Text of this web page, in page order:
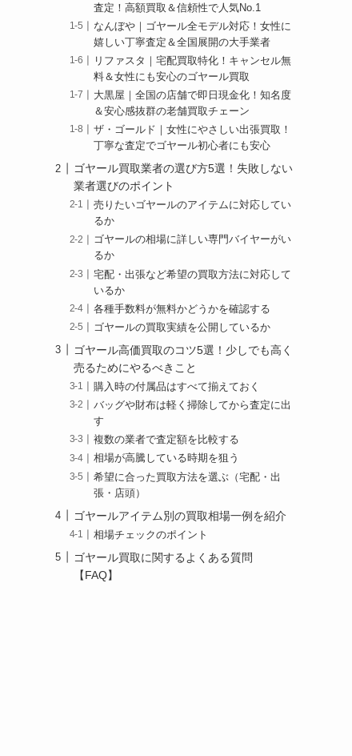
査定！高額買取＆信頼性で人気No.1
なんぼや｜ゴヤール全モデル対応！女性に
嬉しい丁寧査定＆全国展開の大手業者
リファスタ｜宅配買取特化！キャンセル無
料＆女性にも安心のゴヤール買取
大黒屋｜全国の店舗で即日現金化！知名度
＆安心感抜群の老舗買取チェーン
ザ・ゴールド｜女性にやさしい出張買取！
丁寧な査定でゴヤール初心者にも安心
ゴヤール買取業者の選び方5選！失敗しない
業者選びのポイント
売りたいゴヤールのアイテムに対応してい
るか
ゴヤールの相場に詳しい専門バイヤーがい
るか
宅配・出張など希望の買取方法に対応して
いるか
各種手数料が無料かどうかを確認する
ゴヤールの買取実績を公開しているか
ゴヤール高価買取のコツ5選！少しでも高く
売るためにやるべきこと
購入時の付属品はすべて揃えておく
バッグや財布は軽く掃除してから査定に出
す
複数の業者で査定額を比較する
相場が高騰している時期を狙う
希望に合った買取方法を選ぶ（宅配・出
張・店頭）
ゴヤールアイテム別の買取相場一例を紹介
相場チェックのポイント
ゴヤール買取に関するよくある質問
【FAQ】